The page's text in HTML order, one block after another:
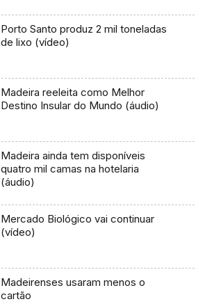
Porto Santo produz 2 mil toneladas
de lixo (vídeo)
Madeira reeleita como Melhor
Destino Insular do Mundo (áudio)
Madeira ainda tem disponíveis
quatro mil camas na hotelaria
(áudio)
Mercado Biológico vai continuar
(vídeo)
Madeirenses usaram menos o
cartão